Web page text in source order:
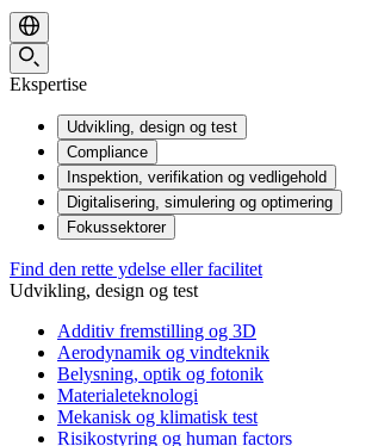
Ekspertise
Udvikling, design og test
Compliance
Inspektion, verifikation og vedligehold
Digitalisering, simulering og optimering
Fokussektorer
Find den rette ydelse eller facilitet
Udvikling, design og test
Additiv fremstilling og 3D
Aerodynamik og vindteknik
Belysning, optik og fotonik
Materialeteknologi
Mekanisk og klimatisk test
Risikostyring og human factors